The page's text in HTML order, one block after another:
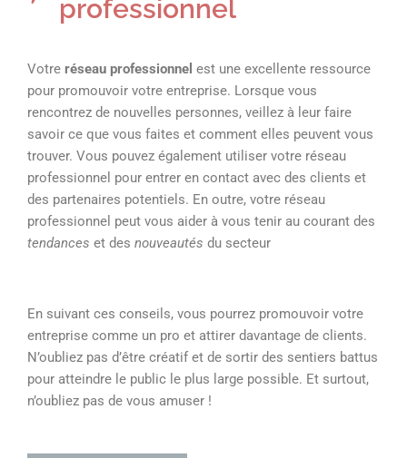
professionnel
Votre réseau professionnel est une excellente ressource
pour promouvoir votre entreprise. Lorsque vous
rencontrez de nouvelles personnes, veillez à leur faire
savoir ce que vous faites et comment elles peuvent vous
trouver. Vous pouvez également utiliser votre réseau
professionnel pour entrer en contact avec des clients et
des partenaires potentiels. En outre, votre réseau
professionnel peut vous aider à vous tenir au courant des
tendances et des nouveautés du secteur
En suivant ces conseils, vous pourrez promouvoir votre
entreprise comme un pro et attirer davantage de clients.
N’oubliez pas d’être créatif et de sortir des sentiers battus
pour atteindre le public le plus large possible. Et surtout,
n’oubliez pas de vous amuser !